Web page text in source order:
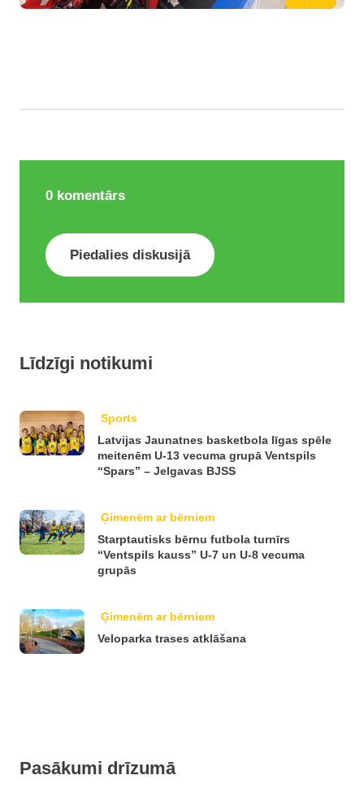
0 komentārs
Piedalies diskusijā
Līdzīgi notikumi
Sports
Latvijas Jaunatnes basketbola līgas spēle
meitenēm U-13 vecuma grupā Ventspils
“Spars” – Jelgavas BJSS
Ģimenēm ar bērniem
Starptautisks bērnu futbola turnīrs
“Ventspils kauss” U-7 un U-8 vecuma
grupās
Ģimenēm ar bērniem
Veloparka trases atklāšana
Pasākumi drīzumā